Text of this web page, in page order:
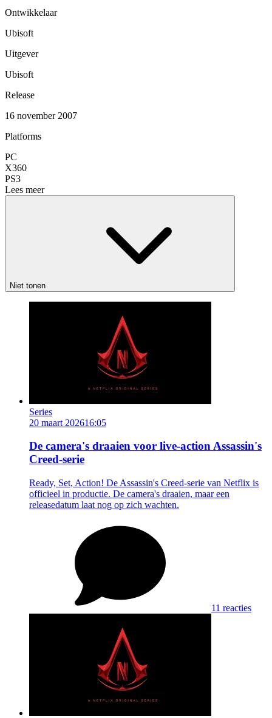
Ontwikkelaar
Ubisoft
Uitgever
Ubisoft
Release
16 november 2007
Platforms
PC
X360
PS3
Lees meer
Niet tonen
Series
20 maart 202616:05
De camera's draaien voor live-action Assassin's
Creed-serie
Ready, Set, Action! De Assassin's Creed-serie van Netflix is
officieel in productie. De camera's draaien, maar een
releasedatum laat nog op zich wachten.
11 reacties